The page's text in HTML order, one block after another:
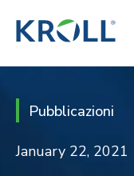
Pubblicazioni
January 22, 2021